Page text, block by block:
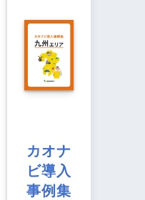
カオナ
ビ導入
事例集